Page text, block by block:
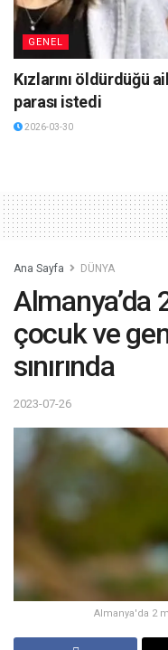
GENEL
Kızlarını öldürdüğü
parası istedi
2026-03-30
Ana Sayfa DÜNYA
Almanya’da
çocuk ve
sınırında
2023-07-26
Almanya'da 2